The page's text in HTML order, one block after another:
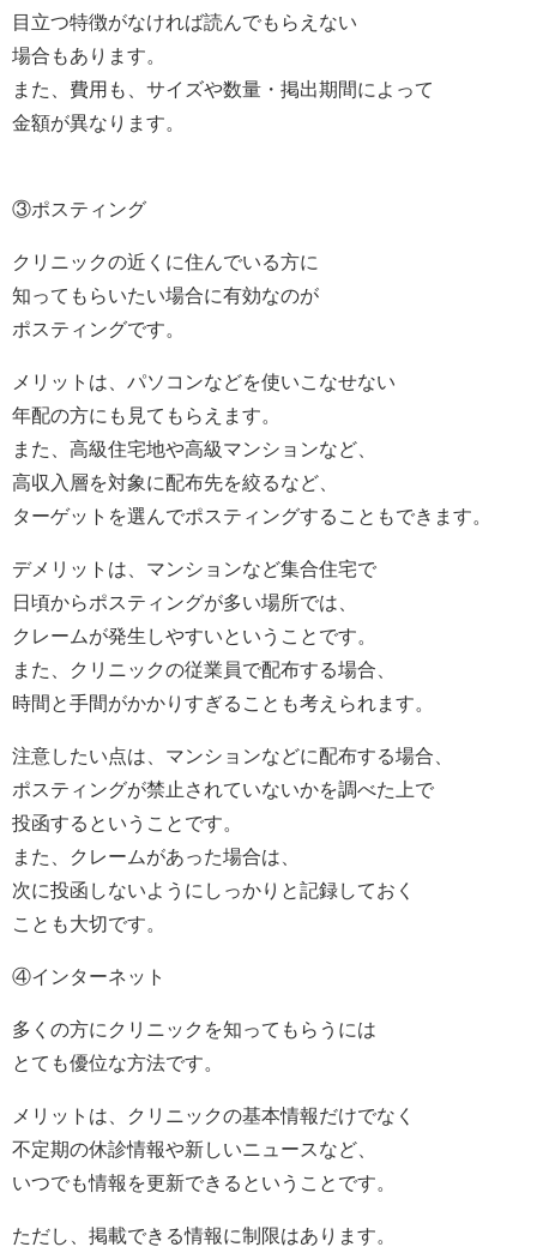
目立つ特徴がなければ読んでもらえない
場合もあります。
また、費用も、サイズや数量・掲出期間によって
金額が異なります。
③ポスティング
クリニックの近くに住んでいる方に
知ってもらいたい場合に有効なのが
ポスティングです。
メリットは、パソコンなどを使いこなせない
年配の方にも見てもらえます。
また、高級住宅地や高級マンションなど、
高収入層を対象に配布先を絞るなど、
ターゲットを選んでポスティングすることもできます。
デメリットは、マンションなど集合住宅で
日頃からポスティングが多い場所では、
クレームが発生しやすいということです。
また、クリニックの従業員で配布する場合、
時間と手間がかかりすぎることも考えられます。
注意したい点は、マンションなどに配布する場合、
ポスティングが禁止されていないかを調べた上で
投函するということです。
また、クレームがあった場合は、
次に投函しないようにしっかりと記録しておく
ことも大切です。
④インターネット
多くの方にクリニックを知ってもらうには
とても優位な方法です。
メリットは、クリニックの基本情報だけでなく
不定期の休診情報や新しいニュースなど、
いつでも情報を更新できるということです。
ただし、掲載できる情報に制限はあります。